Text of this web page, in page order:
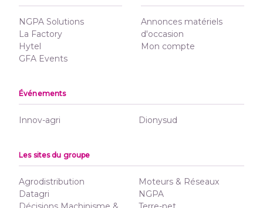
NGPA Solutions
La Factory
Hytel
GFA Events
Annonces matériels
d'occasion
Mon compte
Événements
Innov-agri Dionysud
Les sites du groupe
Agrodistribution
Datagri
Moteurs & Réseaux
NGPA